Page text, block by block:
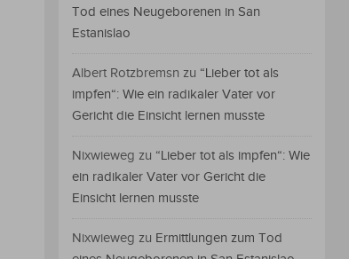
Tod eines Neugeborenen in San
Estanislao
Albert Rotzbremsn zu “Lieber tot als
impfen“: Wie ein radikaler Vater vor
Gericht die Einsicht lernen musste
Nixwieweg zu “Lieber tot als impfen“: Wie
ein radikaler Vater vor Gericht die
Einsicht lernen musste
Nixwieweg zu Ermittlungen zum Tod